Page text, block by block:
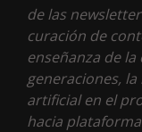
de las
curación de
enseñanza de
generaciones,
artificial en el
hacia